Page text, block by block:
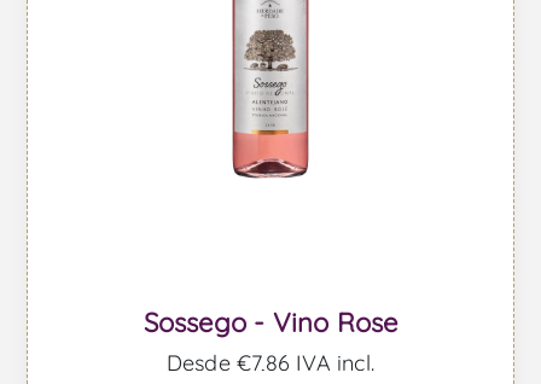
Sossego - Vino Rose
Desde €7,86 IVA incl.